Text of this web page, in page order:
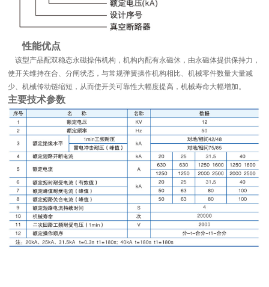
性能优点
该型产品配双稳态永磁操伟机构，机构内配有永磁休，由永磁体提供保持力，
使开关维持在合、分闸状态，与常规弹簧操作机构相比、机械零件数量大量减
少、机械传动链缩短，从而使开关可靠性大幅度提高，机械寿命大幅增加。
主要技术参数